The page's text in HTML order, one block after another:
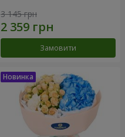
3 145 грн
Замовити